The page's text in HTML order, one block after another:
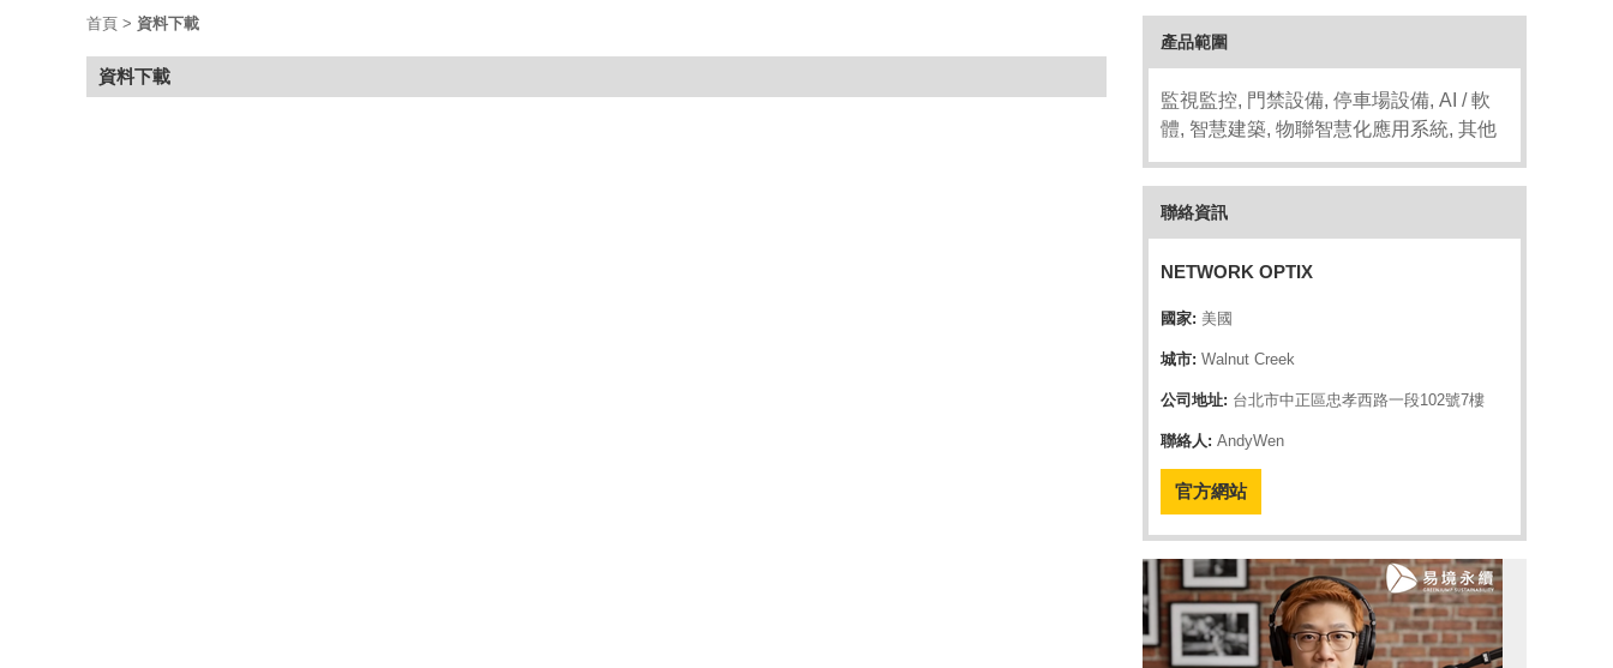
產品範圍
監視監控, 門禁設備, 停車場設備, AI / 軟
體, 智慧建築, 物聯智慧化應用系統, 其他
聯絡資訊
NETWORK OPTIX
國家: 美國
城市: Walnut Creek
公司地址: 台北市中正區忠孝西路一段102號7樓
聯絡人: AndyWen
官方網站
首頁 > 資料下載
資料下載